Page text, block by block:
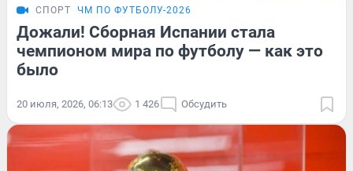
СПОРТ ЧМ ПО ФУТБОЛУ-2026
Дожали! Сборная Испании стала
чемпионом мира по футболу — как это
было
20 июля, 2026, 06:13 1 426 Обсудить